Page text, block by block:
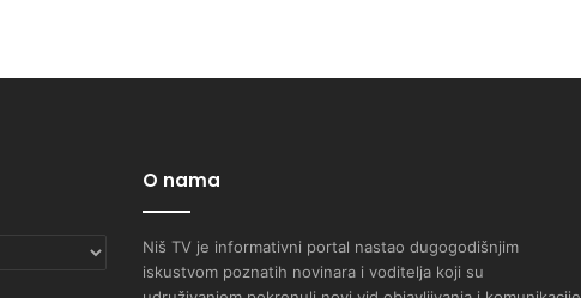
O nama
Niš TV je informativni portal nastao dugogodišnjim
iskustvom poznatih novinara i voditelja koji su